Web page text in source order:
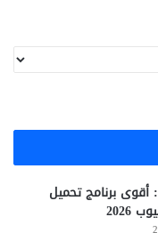
تحميل SnapTube VIP: أقوى برنامج تحميل